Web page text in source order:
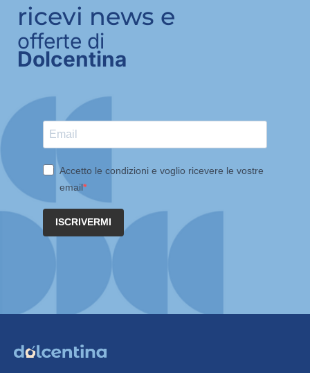
ricevi news e
offerte di
Dolcentina
Accetto le condizioni e voglio ricevere le vostre
email
ISCRIVERMI